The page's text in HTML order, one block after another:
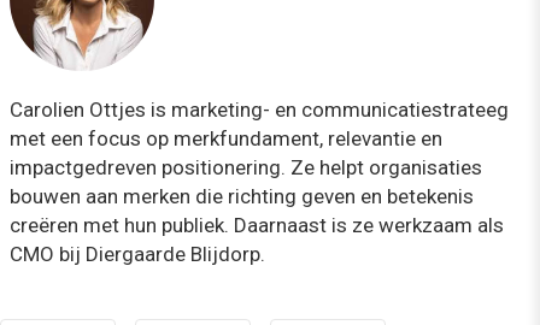
Carolien Ottjes is marketing- en communicatiestrateeg
met een focus op merkfundament, relevantie en
impactgedreven positionering. Ze helpt organisaties
bouwen aan merken die richting geven en betekenis
creëren met hun publiek. Daarnaast is ze werkzaam als
CMO bij Diergaarde Blijdorp.